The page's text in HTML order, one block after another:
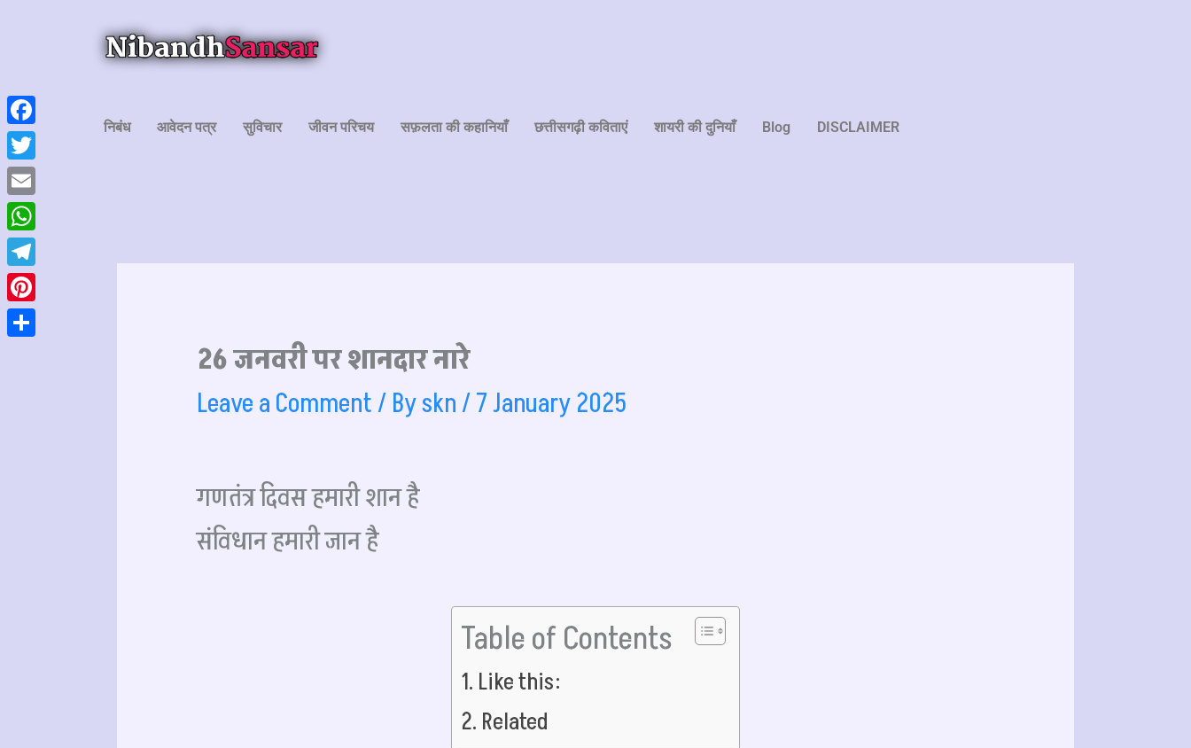
content
निबंध आवेदन पत्र सुविचार जीवन परिचय सफ़लता की कहानियाँ छत्तीसगढ़ी कविताएं शायरी की दुनियाँ Blog DISCLAIMER
26 जनवरी पर शानदार नारे
Leave a Comment/ Byskn/7 January 2025
गणतंत्र दिवस हमारी शान है
संविधान हमारी जान है
Table of Contents
Like this:
Related
Facebook
Twitter
Email
WhatsApp
Telegram
Pinterest